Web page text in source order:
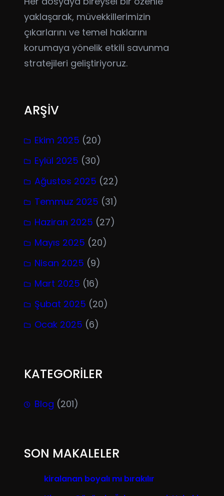
yaklaşarak, müvekkillerimizin
çıkarlarını ve temel haklarını
korumaya yönelik etkili savunma
stratejileri geliştiriyoruz.
ARŞİV
Ekim 2025 (20)
Eylül 2025 (30)
Ağustos 2025 (22)
Temmuz 2025 (31)
Haziran 2025 (27)
Mayıs 2025 (20)
Nisan 2025 (9)
Mart 2025 (16)
Şubat 2025 (20)
Ocak 2025 (6)
KATEGORİLER
Blog (201)
SON MAKALELER
kiralanan boyalı mı bırakılır